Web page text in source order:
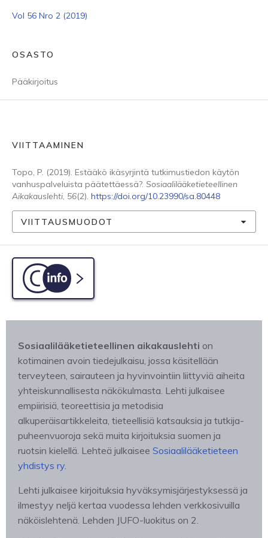
Vol 56 Nro 2 (2019)
OSASTO
Pääkirjoitus
VIITTAAMINEN
Topo, P. (2019). Estääkö ikäsyrjintä tutkimustiedon käytön
vanhuspalveluista päätettäessä?. Sosiaalilääketieteellinen
Aikakauslehti, 56(2). https://doi.org/10.23990/sa.80448
VIITTAUSMUODOT
C-info
Sosiaalilääketieteellinen aikakauslehti on
kotimainen avoin tiedejulkaisu, jossa käsitellään
terveyteen, sairauteen ja hyvinvointiin liittyviä aiheita
yhteiskunnallisesta näkökulmasta. Lehti julkaisee
empiirisiä, teoreettisia ja metodisia
alkuperäisartikkeleita, tieteellisiä katsauksia ja tutkija-
puheenvuoroja sekä muita kirjoituksia suomen ja
ruotsin kielellä. Lehteä julkaisee Sosiaalilääketieteen
yhdistys ry.
Lehti julkaisee kirjoituksia hyväksymisjärjestyksessä ja
ilmestyy neljä kertaa vuodessa lehden verkkosivuilla
näköislehtenä. Lehden JUFO-luokitus on 2.